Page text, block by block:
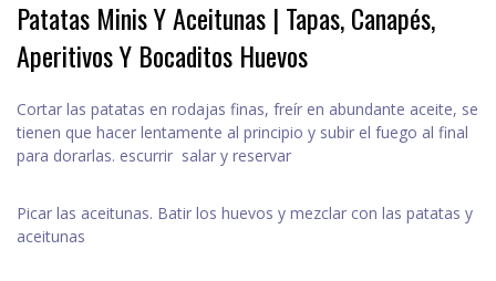
Patatas Minis Y Aceitunas | Tapas, Canapés,
Aperitivos Y Bocaditos Huevos
Cortar las patatas en rodajas finas, freír en abundante aceite, se
tienen que hacer lentamente al principio y subir el fuego al final
para dorarlas. escurrir salar y reservar
Picar las aceitunas. Batir los huevos y mezclar con las patatas y
aceitunas